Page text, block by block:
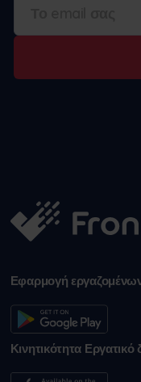
Εφαρμογή
Κινητικότητα Εργατικό